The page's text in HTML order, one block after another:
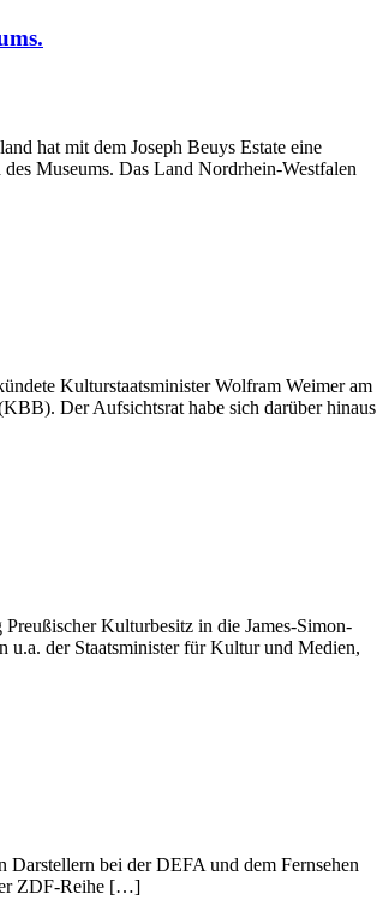
hat mit dem Joseph Beuys Estate eine
Museums. Das Land Nordrhein-Westfalen
Kulturstaatsminister Wolfram Weimer am
Der Aufsichtsrat habe sich darüber hinaus
Kulturbesitz in die James-Simon-
u.a. der Staatsminister für Kultur und Medien,
bei der DEFA und dem Fernsehen
ZDF-Reihe […]